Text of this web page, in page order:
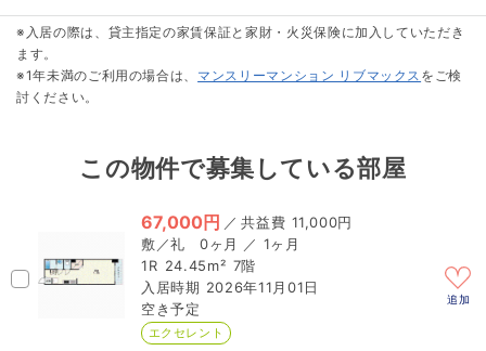
※入居の際は、貸主指定の家賃保証と家財・火災保険に加入していただき
ます。
※1年未満のご利用の場合は、 マンスリーマンション リブマックス をご検
討ください。
この物件で募集している部屋
67,000円 ／
11,000円
0ヶ月 ／ 1ヶ月
1R 24.45m² 7階
2026年11月01日
空き予定
エクセレント
追加